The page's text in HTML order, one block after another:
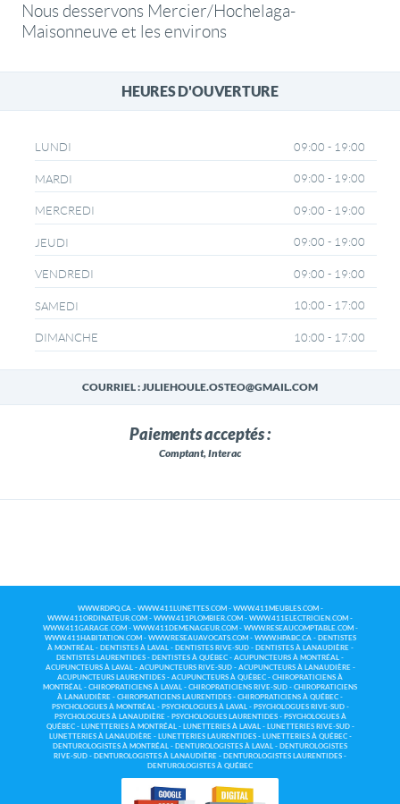
Nous desservons Mercier/Hochelaga-
Maisonneuve et les environs
HEURES D'OUVERTURE
LUNDI 09:00 - 19:00
MARDI 09:00 - 19:00
MERCREDI 09:00 - 19:00
JEUDI 09:00 - 19:00
VENDREDI 09:00 - 19:00
SAMEDI 10:00 - 17:00
DIMANCHE 10:00 - 17:00
COURRIEL : JULIEHOULE.OSTEO@GMAIL.COM
Paiements acceptés :
Comptant, Interac
WWW.RDPQ.CA- WWW.411LUNETTES.COM - WWW.411MEUBLES.COM -
WWW.411ORDINATEUR.COM - WWW.411PLOMBIER.COM - WWW.411ELECTRICIEN.COM -
WWW.411GARAGE.COM - WWW.411DEMENAGEUR.COM - WWW.RESEAUCOMPTABLE.COM -
WWW.411HABITATION.COM - WWW.RESEAUAVOCATS.COM - WWW.HPABC.CA- DENTISTES
À MONTRÉAL- DENTISTES À LAVAL- DENTISTES RIVE-SUD- DENTISTES À LANAUDIÈRE-
DENTISTES LAURENTIDES - DENTISTES À QUÉBEC - ACUPUNCTEURS À MONTRÉAL -
ACUPUNCTEURS À LAVAL- ACUPUNCTEURS RIVE-SUD- ACUPUNCTEURS À LANAUDIÈRE-
ACUPUNCTEURS LAURENTIDES - ACUPUNCTEURS À QUÉBEC - CHIROPRATICIENS À
MONTRÉAL - CHIROPRATICIENS À LAVAL - CHIROPRATICIENS RIVE-SUD - CHIROPRATICIENS
À LANAUDIÈRE - CHIROPRATICIENS LAURENTIDES - CHIROPRATICIENS À QUÉBEC -
PSYCHOLOGUES À MONTRÉAL- PSYCHOLOGUES À LAVAL- PSYCHOLOGUES RIVE-SUD-
PSYCHOLOGUES À LANAUDIÈRE- PSYCHOLOGUES LAURENTIDES- PSYCHOLOGUES À
QUÉBEC- LUNETTERIES À MONTRÉAL- LUNETTERIES À LAVAL- LUNETTERIES RIVE-SUD-
LUNETTERIES À LANAUDIÈRE- LUNETTERIES LAURENTIDES- LUNETTERIES À QUÉBEC-
DENTUROLOGISTES À MONTRÉAL - DENTUROLOGISTES À LAVAL - DENTUROLOGISTES
RIVE-SUD - DENTUROLOGISTES À LANAUDIÈRE - DENTUROLOGISTES LAURENTIDES -
DENTUROLOGISTES À QUÉBEC